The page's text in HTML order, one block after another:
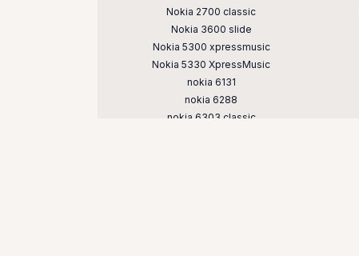
Поддерживаемые модели
Nokia 2700 classic
Nokia 3600 slide
Nokia 5300 xpressmusic
Nokia 5330 XpressMusic
nokia 6131
nokia 6288
nokia 6303 classic